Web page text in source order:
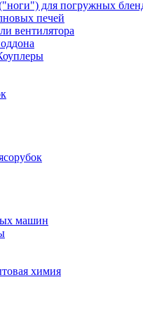
для погружных
печей
вентилятора
машин
химия